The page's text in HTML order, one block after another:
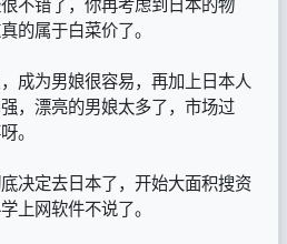
的属于白菜价了。
成为男娘很容易，再加上日本人
，漂亮的男娘太多了，市场过
。
决定去日本了，开始大面积搜资
上网软件不说了。